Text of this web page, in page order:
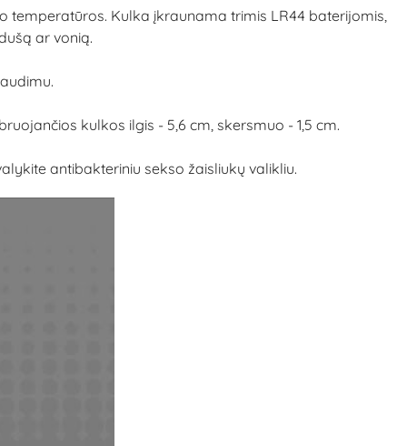
Kulka įkraunama trimis LR44 baterijomis,
ar vonią.
kulkos ilgis - 5,6 cm, skersmuo - 1,5 cm.
antibakteriniu sekso žaisliukų valikliu.